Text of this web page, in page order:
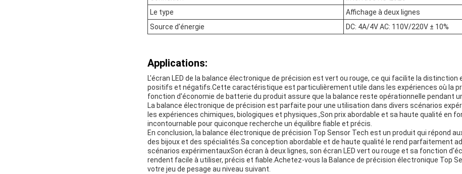
Le type
Affichage à deux lignes
Source d'énergie
DC: 4A/4V AC: 110V/220V ± 10%
Applications:
L'écran LED de la balance électronique de précision est vert ou rouge, ce qui facilite la distinction
positifs et négatifs.Cette caractéristique est particulièrement utile dans les expériences où la
fonction d'économie de batterie du produit assure que la balance reste opérationnelle pendant
La balance électronique de précision est parfaite pour une utilisation dans divers scénarios
les expériences chimiques, biologiques et physiques.,Son prix abordable et sa haute qualité en
incontournable pour quiconque recherche un équilibre fiable et précis.
En conclusion, la balance électronique de précision Top Sensor Tech est un produit qui répond
des bijoux et des spécialités.Sa conception abordable et de haute qualité le rend parfaitement
scénarios expérimentauxSon écran à deux lignes, son écran LED vert ou rouge et sa fonction
rendent facile à utiliser, précis et fiable.Achetez-vous la Balance de précision électronique Top
votre jeu de pesage au niveau suivant.